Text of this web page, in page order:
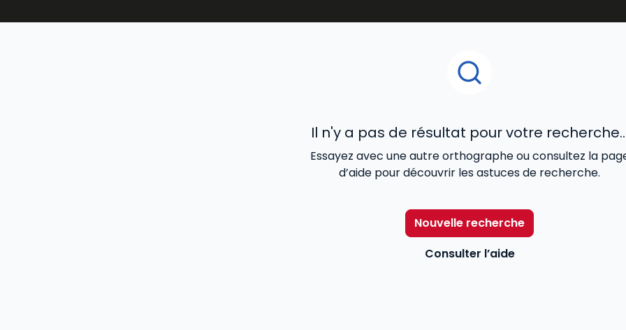
Il n'y a pas de résultat pour votre
Essayez avec une autre orthographe ou consultez la
d’aide pour découvrir les astuces de recherche.
Nouvelle recherche
Consulter l’aide